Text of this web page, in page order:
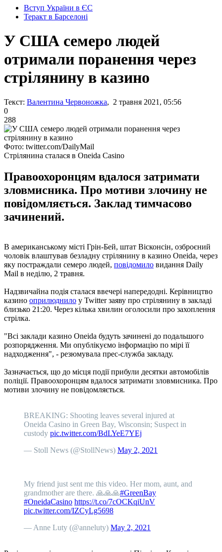
Вступ України в ЄС
Теракт в Барселоні
У США семеро людей
отримали поранення через
стрілянину в казино
Текст: Валентина Червоножка, 2 травня 2021, 05:56
0
288
Фото: twitter.com/DailyMail
Стрілянина сталася в Oneida Casino
Правоохоронцям вдалося затримати
зловмисника. Про мотиви злочину не
повідомляється. Заклад тимчасово
зачинений.
В американському місті Грін-Бей, штат Вісконсін, озброєний
чоловік влаштував безладну стрілянину в казино Oneida, через
яку постраждали семеро людей, повідомило видання Daily
Mail в неділю, 2 травня.
Надзвичайна подія сталася ввечері напередодні. Керівництво
казино оприлюднило у Twitter заяву про стрілянину в закладі
близько 21:20. Через кілька хвилин оголосили про захоплення
стрілка.
"Всі заклади казино Oneida будуть зачинені до подальшого
розпорядження. Ми опублікуємо інформацію по мірі її
надходження", - резюмувала прес-служба закладу.
Зазначається, що до місця події прибули десятки автомобілів
поліції. Правоохоронцям вдалося затримати зловмисника. Про
мотиви злочину не повідомляється.
BREAKING: Shooting leaves several injured at
Oneida Casino in Green Bay, Wisconsin; Suspect in
custody pic.twitter.com/BdLYeE7YEj
— Stoll News (@StollNews) May 2, 2021
My friend just sent me this video. Her mom, aunt, and
grandmother are there. 🙏🙏🙏#GreenBay
#OneidaCasino https://t.co/7cOCKqiUnV
pic.twitter.com/IZCyLg5698
— Anne Luty (@anneluty) May 2, 2021